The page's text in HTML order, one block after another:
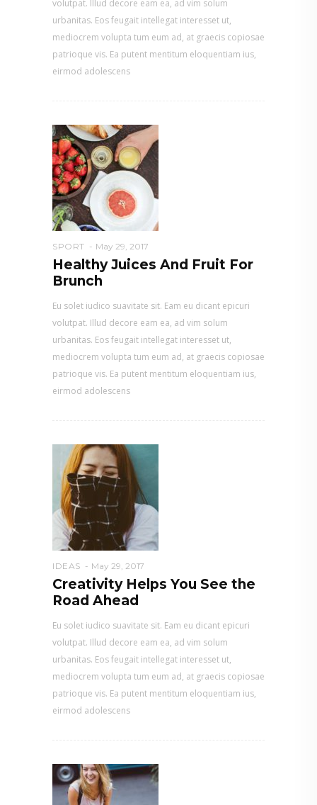
volutpat. Illud decore eam ea, ad vim solum
urbanitas. Eos feugait intellegat interesset ut,
mediocrem volupta tum eum ad, at graecis copiosae
patrioque vis. Ea putent mentitum eloquentiam ius,
eirmod adolescens
SPORT May 29, 2017
Healthy Juices And Fruit For
Brunch
Eu solet iudico suavitate sit. Eam eu dicant epicuri
volutpat. Illud decore eam ea, ad vim solum
urbanitas. Eos feugait intellegat interesset ut,
mediocrem volupta tum eum ad, at graecis copiosae
patrioque vis. Ea putent mentitum eloquentiam ius,
eirmod adolescens
IDEAS May 29, 2017
Creativity Helps You See the
Road Ahead
Eu solet iudico suavitate sit. Eam eu dicant epicuri
volutpat. Illud decore eam ea, ad vim solum
urbanitas. Eos feugait intellegat interesset ut,
mediocrem volupta tum eum ad, at graecis copiosae
patrioque vis. Ea putent mentitum eloquentiam ius,
eirmod adolescens